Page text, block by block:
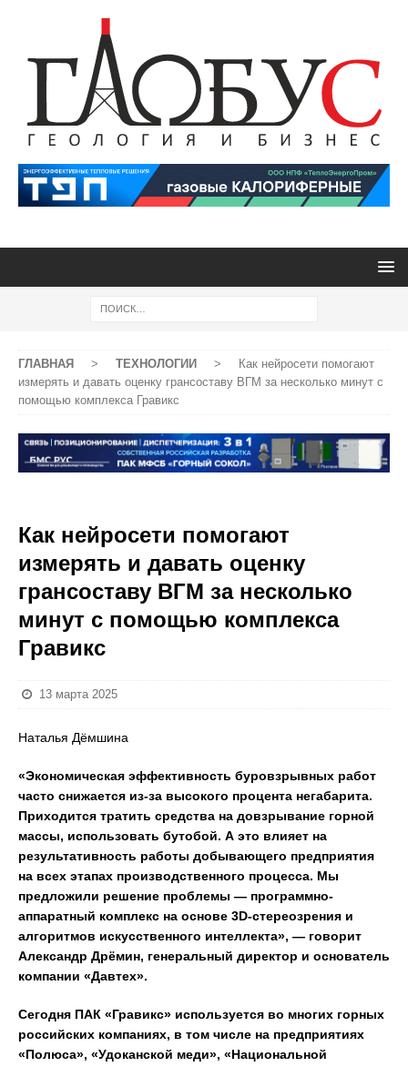
ГЛАВНАЯ > ТЕХНОЛОГИИ >
Как нейросети помогают
измерять и давать оценку грансоставу ВГМ за несколько минут с
помощью комплекса Гравикс
Как нейросети помогают
измерять и давать оценку
грансоставу ВГМ за несколько
минут с помощью комплекса
Гравикс
13 марта 2025
Наталья Дёмшина
«Экономическая эффективность буровзрывных работ
часто снижается из-за высокого процента негабарита.
Приходится тратить средства на довзрывание горной
массы, использовать бутобой. А это влияет на
результативность работы добывающего предприятия
на всех этапах производственного процесса. Мы
предложили решение проблемы — программно-
аппаратный комплекс на основе 3D-стереозрения и
алгоритмов искусственного интеллекта», — говорит
Александр Дрёмин, генеральный директор и основатель
компании «Давтех».
Сегодня ПАК «Гравикс» используется во многих горных
российских компаниях, в том числе на предприятиях
«Полюса», «Удоканской меди», «Национальной